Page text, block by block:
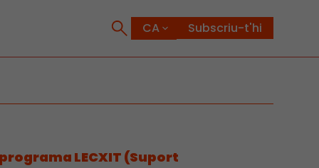
Subscriu-t'hi
LECXIT (Suport